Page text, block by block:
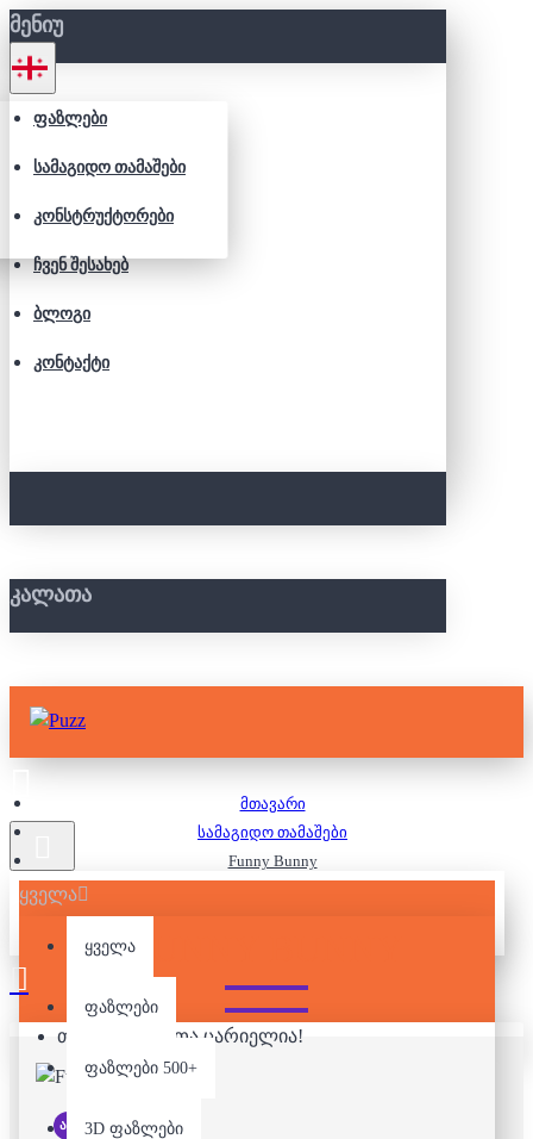
ᲛᲔᲜᲘᲣ
ᲤᲐᲖᲚᲔᲑᲘ
ᲡᲐᲛᲐᲒᲘᲓᲝ ᲗᲐᲛᲐᲨᲔᲑᲘ
ᲙᲝᲜᲡᲢᲠᲣᲥᲢᲝᲠᲔᲑᲘ
ᲩᲕᲔᲜ ᲨᲔᲡᲐᲮᲔᲑ
ᲑᲚᲝᲒᲘ
ᲙᲝᲜᲢᲐᲥᲢᲘ
ᲙᲐᲚᲐᲗᲐ
ყველა
ყველა
ფაზლები
ფაზლები 500+
3D ფაზლები
თქვენი კალათა ცარიელია!
მთავარი
სამაგიდო თამაშები
Funny Bunny
FUNNY BUNNY
არ არის მარაგში